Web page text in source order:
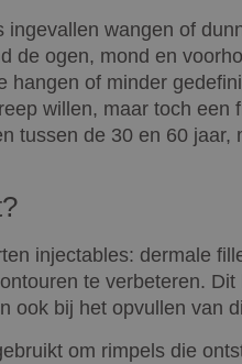
wangen of
de ogen, mond en
hangen of minder
willen, maar toch
tussen de 30 en 60
injectables: dermale
te verbeteren.
ook bij het opvullen van
om rimpels die